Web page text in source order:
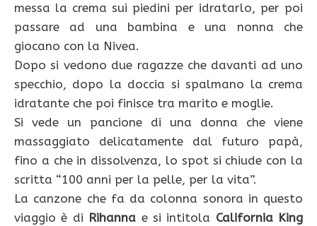
messa la crema sui piedini per idratarlo, per poi
passare ad una bambina e una nonna che
giocano con la Nivea.
Dopo si vedono due ragazze che davanti ad uno
specchio, dopo la doccia si spalmano la crema
idratante che poi finisce tra marito e moglie.
Si vede un pancione di una donna che viene
massaggiato delicatamente dal futuro papà,
fino a che in dissolvenza, lo spot si chiude con la
scritta “100 anni per la pelle, per la vita”.
La canzone che fa da colonna sonora in questo
viaggio è di Rihanna e si intitola California King